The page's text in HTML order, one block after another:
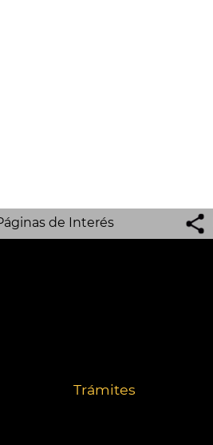
de Interés
Trámites